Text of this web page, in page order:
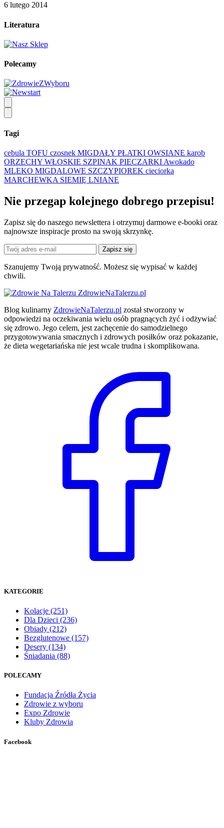
6 lutego 2014
Literatura
Polecamy
Tagi
cebula TOFU czosnek MIGDAŁY PŁATKI OWSIANE karob
ORZECHY WŁOSKIE SZPINAK PIECZARKI Awokado
MLEKO MIGDALOWE SZCZYPIOREK cieciorka
MARCHEWKA SIEMIĘ LNIANE
Nie przegap kolejnego dobrego przepisu!
Zapisz się do naszego newslettera i otrzymuj darmowe e-booki oraz
najnowsze inspiracje prosto na swoją skrzynkę.
Zapisz się
Szanujemy Twoją prywatność. Możesz się wypisać w każdej
chwili.
ZdrowieNaTalerzu.pl
Blog kulinarny ZdrowieNaTalerzu.pl został stworzony w
odpowiedzi na oczekiwania wielu osób pragnących żyć i odżywiać
się zdrowo. Jego celem, jest zachęcenie do samodzielnego
przygotowywania smacznych i zdrowych posiłków oraz pokazanie,
że dieta wegetariańska nie jest wcale trudna i skomplikowana.
KATEGORIE
Kolacje (251)
Dla Dzieci (236)
Obiady (212)
Bezglutenowe (157)
Desery (134)
Śniadania (88)
POLECAMY
Fundacja Źródła Życia
Zdrowie z wyboru
Expo Zdrowie
Kluby Zdrowia
Facebook